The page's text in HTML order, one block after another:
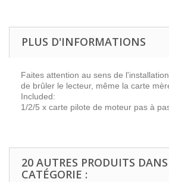
PLUS D'INFORMATIONS
Faites attention au sens de
de brûler le lecteur, même la carte
Included:
1/2/5 x carte pilote de moteur pas à
20 AUTRES PRODUITS
CATÉGORIE :